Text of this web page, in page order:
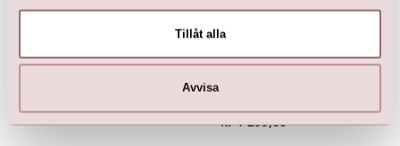
Tillåt alla
Avvisa
kr 1 299,00